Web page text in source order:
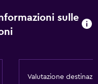
sulle
Valutazione